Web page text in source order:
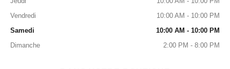
Vendredi
10:00 AM - 10:00 PM
Samedi
10:00 AM - 10:00 PM
Dimanche
2:00 PM - 8:00 PM